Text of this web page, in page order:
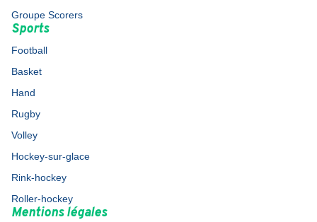
Groupe Scorers
Sports
Football
Basket
Hand
Rugby
Volley
Hockey-sur-glace
Rink-hockey
Roller-hockey
Mentions légales